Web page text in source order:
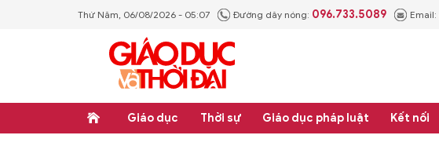
Thứ Năm, 06/08/2026 - 05:07 Đường dây nóng: 096.733.5089 Email:
Giáo dục Thời sự Giáo dục pháp luật Kết nối